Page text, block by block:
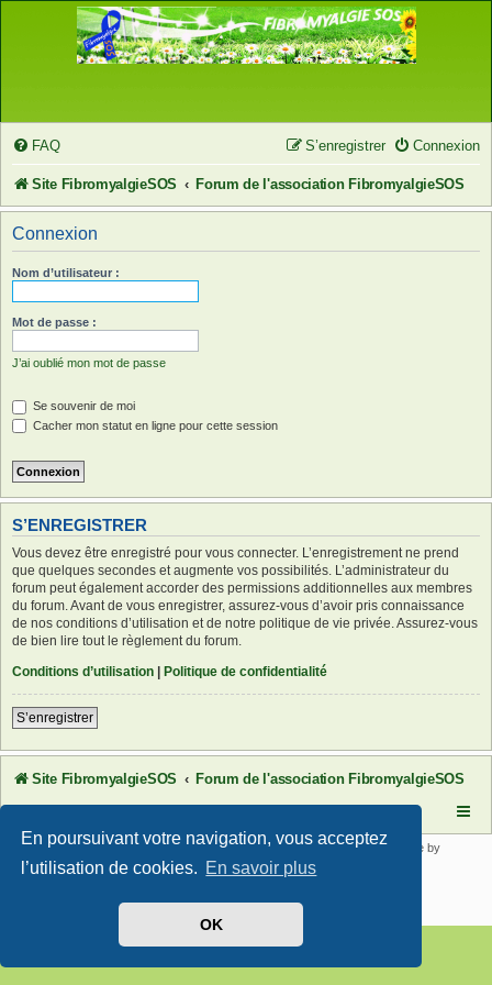
En poursuivant votre navigation, vous acceptez
l’utilisation de cookies. En savoir plus
OK
FAQ Connexion
S’enregistrer
Site FibromyalgieSOS Forum de l'association FibromyalgieSOS
Connexion
Nom d’utilisateur :
Mot de passe :
J’ai oublié mon mot de passe
Se souvenir de moi
Cacher mon statut en ligne pour cette session
S’ENREGISTRER
Vous devez être enregistré pour vous connecter. L’enregistrement ne prend
que quelques secondes et augmente vos possibilités. L’administrateur du
forum peut également accorder des permissions additionnelles aux membres
du forum. Avant de vous enregistrer, assurez-vous d’avoir pris connaissance
de nos conditions d’utilisation et de notre politique de vie privée. Assurez-vous
de bien lire tout le règlement du forum.
Conditions d’utilisation
Politique de confidentialité
S’enregistrer
Site FibromyalgieSOS Forum de l'association FibromyalgieSOS
Développé parphpBB® Forum Software © phpBB Limited | SE Square by
PhpBB3 BBCodes
Confidentialité|Conditions